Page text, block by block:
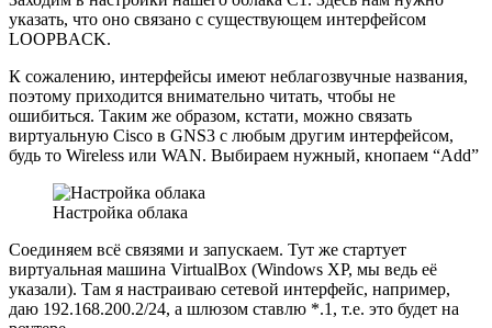
указать, что оно связано с существующем интерфейсом
LOOPBACK.
К сожалению, интерфейсы имеют неблагозвучные названия,
поэтому приходится внимательно читать, чтобы не
ошибиться. Таким же образом, кстати, можно связать
виртуальную Cisco в GNS3 с любым другим интерфейсом,
будь то Wireless или WAN. Выбираем нужный, кнопаем “Add”
Настройка облака
Соединяем всё связями и запускаем. Тут же стартует
виртуальная машина VirtualBox (Windows XP, мы ведь её
указали). Там я настраиваю сетевой интерфейс, например,
даю 192.168.200.2/24, а шлюзом ставлю *.1, т.е. это будет на